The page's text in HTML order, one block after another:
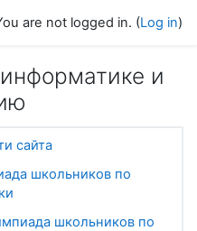
are not logged in. (Log in)
и
сайта
школьников по
школьников по